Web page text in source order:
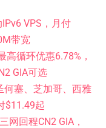
VPS，月付
带宽
循环优惠6.78%，
GIA可选
何塞、芝加哥、西雅
$11.49起
网回程CN2 GIA，